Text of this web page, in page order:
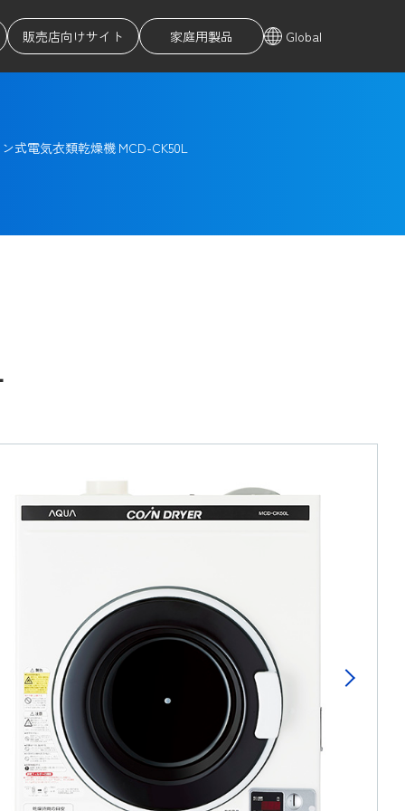
販売店向けサイト 家庭用製品 Global
式電気衣類乾燥機 MCD-CK50L